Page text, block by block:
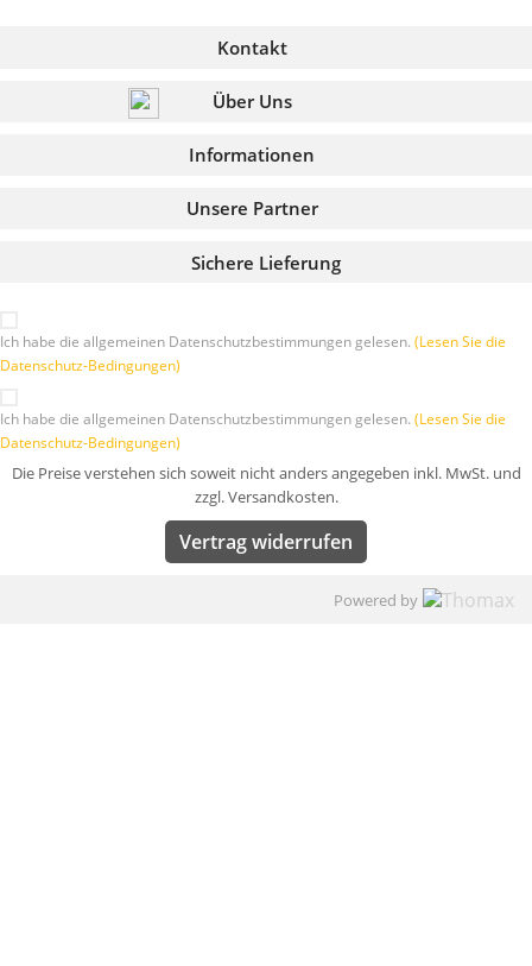
Kontakt
Über Uns
Informationen
Sichere Lieferung
Unsere Partner
Ich habe die allgemeinen Datenschutzbestimmungen gelesen. (Lesen Sie die
Datenschutz-Bedingungen)
Ich habe die allgemeinen Datenschutzbestimmungen gelesen. (Lesen Sie die
Datenschutz-Bedingungen)
Die Preise verstehen sich soweit nicht anders angegeben inkl. MwSt. und
zzgl. Versandkosten.
Vertrag widerrufen
Powered by